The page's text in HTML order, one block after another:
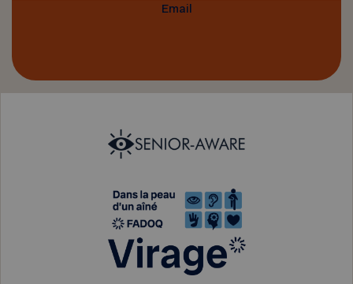
Email